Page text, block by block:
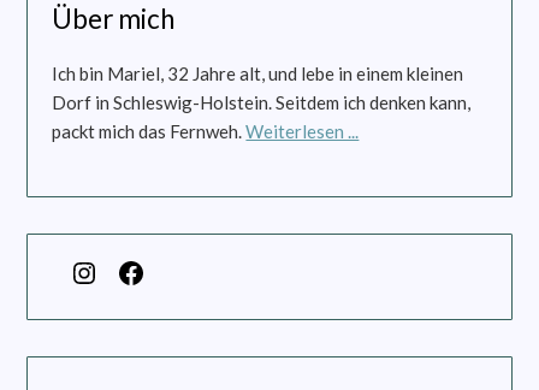
Über mich
Ich bin Mariel, 32 Jahre alt, und lebe in einem kleinen
Dorf in Schleswig-Holstein. Seitdem ich denken kann,
packt mich das Fernweh.Weiterlesen ...